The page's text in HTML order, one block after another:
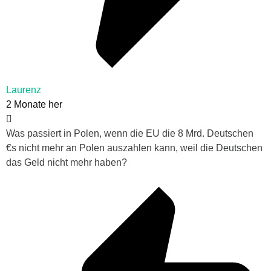
Laurenz
2 Monate her
Was passiert in Polen, wenn die EU die 8 Mrd. Deutschen
€s nicht mehr an Polen auszahlen kann, weil die Deutschen
das Geld nicht mehr haben?